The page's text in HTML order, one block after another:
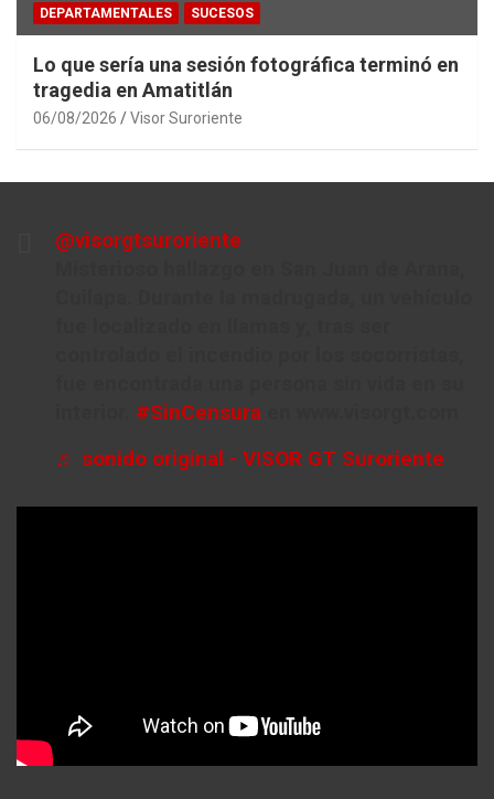
DEPARTAMENTALES SUCESOS
Lo que sería una sesión fotográfica terminó en
tragedia en Amatitlán
06/08/2026 Visor Suroriente
@visorgtsuroriente
#SinCensura
♬ sonido original - VISOR GT Suroriente